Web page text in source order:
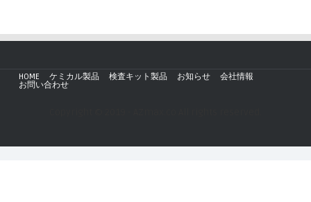
HOME ケミカル製品 検査キット製品 お知らせ
会社情報
お問い合わせ